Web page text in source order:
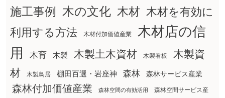
施工事例
木の文化 木材 木材を有効に
利用する方法
木材付加価値産業
木材店の信
用
木育 木製 木製土木資材 木製看板
木製資
材
木製鳥居 棚田百選・岩座神 森林 森林サービス産業
森林付加価値産業 森林空間の有効活用 森林空間サービス産